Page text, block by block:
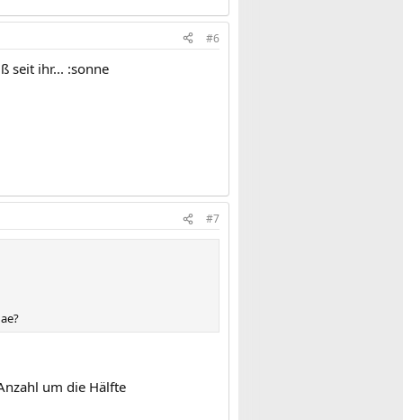
#6
seit ihr... :sonne
#7
um die Hälfte